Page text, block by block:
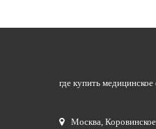
где купить
Москва,